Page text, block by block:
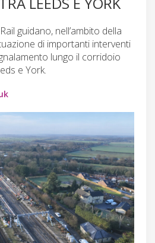
guidano, nell’ambito della
di importanti interventi
lungo il corridoio
e York.